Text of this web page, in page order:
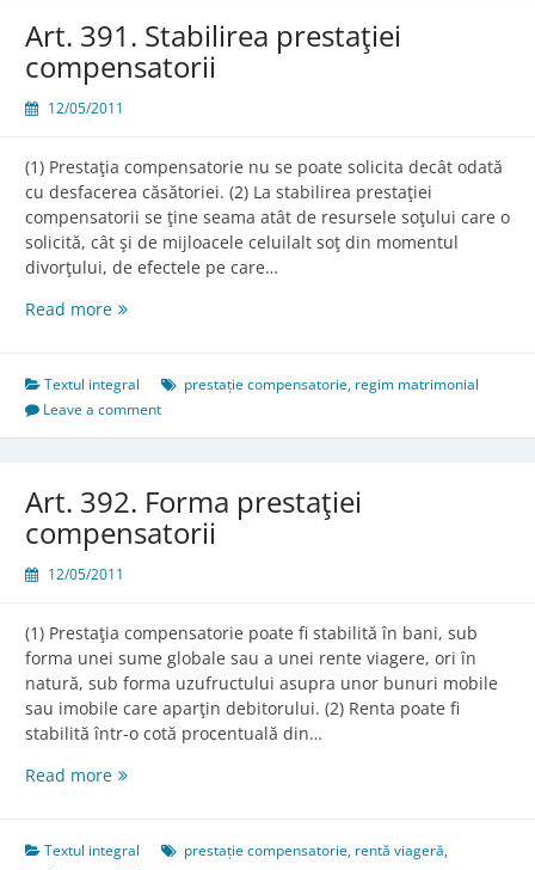
Art. 391. Stabilirea prestaţiei
compensatorii
12/05/2011
(1) Prestaţia compensatorie nu se poate solicita decât odată
cu desfacerea căsătoriei. (2) La stabilirea prestaţiei
compensatorii se ţine seama atât de resursele soţului care o
solicită, cât şi de mijloacele celuilalt soţ din momentul
divorţului, de efectele pe care…
Read moreArt.
prestaţiei
compensatorii
Textul integral prestație compensatorie, regim matrimonial
Leave a comment
Art. 392. Forma prestaţiei
compensatorii
12/05/2011
(1) Prestaţia compensatorie poate fi stabilită în bani, sub
forma unei sume globale sau a unei rente viagere, ori în
natură, sub forma uzufructului asupra unor bunuri mobile
sau imobile care aparţin debitorului. (2) Renta poate fi
stabilită într-o cotă procentuală din…
Read moreArt.
prestaţiei
Textul integral prestație compensatorie, rentă viageră,